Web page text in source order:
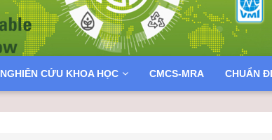
NGHIÊN CỨU KHOA HỌC CMCS-MRA CHUẨN